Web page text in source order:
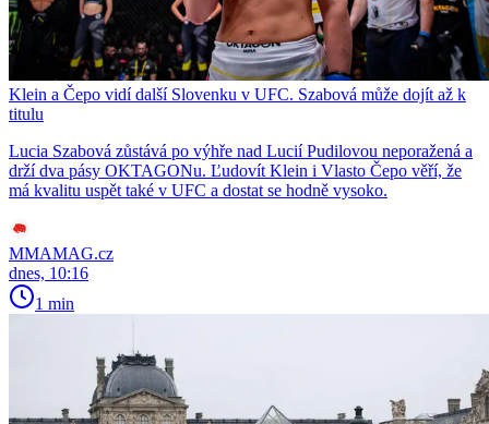
Klein a Čepo vidí další Slovenku v UFC. Szabová může dojít až k
titulu
Lucia Szabová zůstává po výhře nad Lucií Pudilovou neporažená a
drží dva pásy OKTAGONu. Ľudovít Klein i Vlasto Čepo věří, že
má kvalitu uspět také v UFC a dostat se hodně vysoko.
MMAMAG.cz
dnes, 10:16
1 min